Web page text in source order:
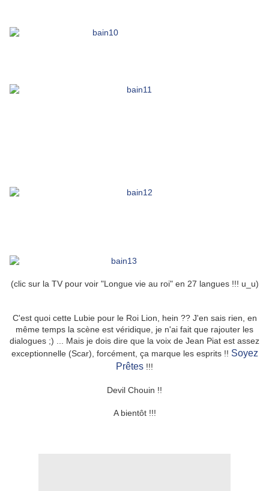
(clic sur la TV pour voir "Longue vie au roi" en 27 langues !!! u_u)
C'est quoi cette Lubie pour le Roi Lion, hein ?? J'en sais rien, en
même temps la scène est véridique, je n'ai fait que rajouter les
dialogues ;) ... Mais je dois dire que la voix de Jean Piat est assez
exceptionnelle (Scar), forcément, ça marque les esprits !! Soyez
Prêtes !!!
Devil Chouin !!
A bientôt !!!